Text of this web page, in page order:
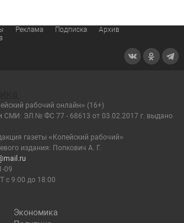
Реклама Подписка
Архив
Экономика
рабочий онлайн» (16+)
СМИ: ЭЛ № ФС 77 - 68613 от 03.02.2017 г. выдано
газеты «Копейский рабочий»
издания: Попкович А. Г.
09
с 9:00 до 18:00